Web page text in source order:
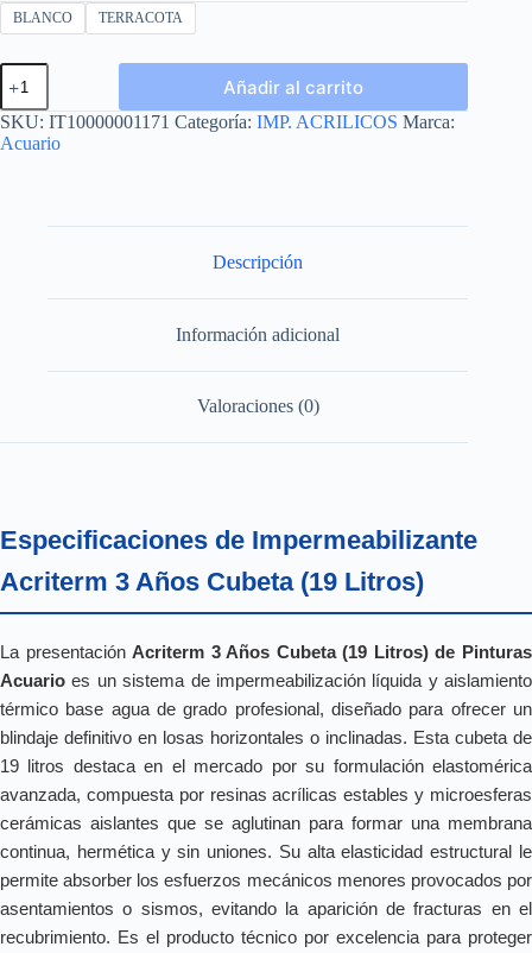
BLANCO TERRACOTA
ACRITERM
AÑOS
CUBETA
19L
Añadir al carrito
SKU: IT10000001171 Categoría: IMP. ACRILICOS Marca:
Acuario
Descripción
Información adicional
Valoraciones (0)
Especificaciones de Impermeabilizante
Acriterm 3 Años Cubeta (19 Litros)
La presentaciónAcriterm 3 Años Cubeta (19 Litros) de Pinturas
Acuario es un sistema de impermeabilización líquida y aislamiento
térmico base agua de grado profesional, diseñado para ofrecer un
blindaje definitivo en losas horizontales o inclinadas. Esta cubeta de
19 litros destaca en el mercado por su formulación elastomérica
avanzada, compuesta por resinas acrílicas estables y microesferas
cerámicas aislantes que se aglutinan para formar una membrana
continua, hermética y sin uniones. Su alta elasticidad estructural le
permite absorber los esfuerzos mecánicos menores provocados por
asentamientos o sismos, evitando la aparición de fracturas en el
recubrimiento. Es el producto técnico por excelencia para proteger